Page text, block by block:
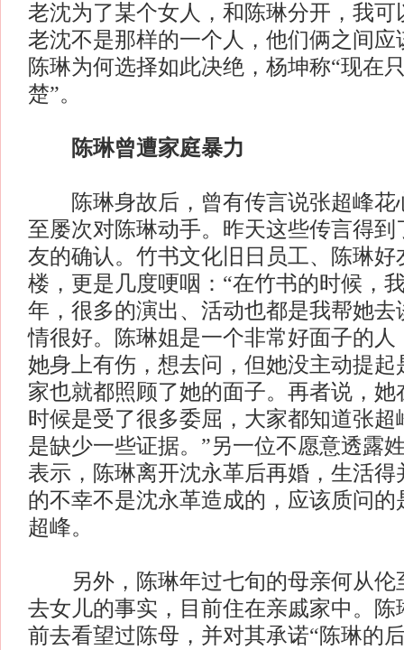
老沈为了某个女人，和陈琳分开，我可
老沈不是那样的一个人，他们俩之间应
陈琳为何选择如此决绝，杨坤称“现在
楚”。
陈琳曾遭家庭暴力
陈琳身故后，曾有传言说张超峰花
至屡次对陈琳动手。昨天这些传言得到
友的确认。竹书文化旧日员工、陈琳好
楼，更是几度哽咽：“在竹书的时候，
年，很多的演出、活动也都是我帮她去
情很好。陈琳姐是一个非常好面子的人
她身上有伤，想去问，但她没主动提起
家也就都照顾了她的面子。再者说，她
时候是受了很多委屈，大家都知道张超
是缺少一些证据。”另一位不愿意透露
表示，陈琳离开沈永革后再婚，生活得
的不幸不是沈永革造成的，应该质问的
超峰。
另外，陈琳年过七旬的母亲何从伦
去女儿的事实，目前住在亲戚家中。陈
前去看望过陈母，并对其承诺“陈琳的